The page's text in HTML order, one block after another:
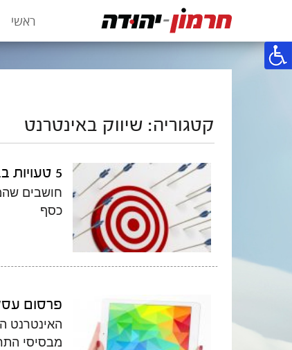
ראשי
קטגוריה: שיווק באינטרנט
5 טעויות בבחירת קהל היעד של העסק שלך
חושבים
כסף
פרסום
האינטרנט
מבסיסי